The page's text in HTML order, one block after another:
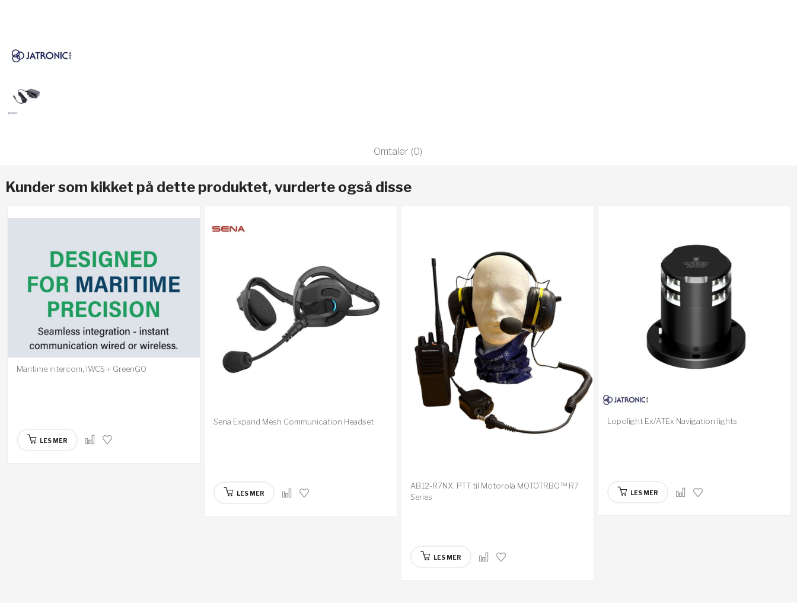
Omtaler (0)
Kunder som kikket på dette produktet, vurderte også disse
Maritime intercom, IWCS + GreenGO
LES MER
Sena Expand Mesh Communication Headset
LES MER
AB12-R7NX. PTT til Motorola MOTOTRBO™ R7
Series
LES MER
Lopolight Ex/ATEx Navigation lights
LES MER